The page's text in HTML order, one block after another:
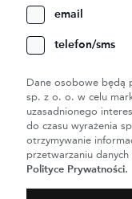
email
telefon/sms
Dane osobowe będą
sp. z o. o. w celu
uzasadnionego
do czasu wyrażenia
otrzymywanie
przetwarzaniu
Polityce Prywatności.